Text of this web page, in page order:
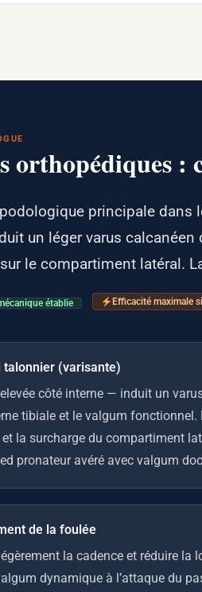
orthopédiques
principale dans
un léger varus
le compartiment latéral.
établie Efficacité maximale
talonnier (varisante)
côté interne — induit un
tibiale et le valgum fonctionnel.
et la surcharge du compartiment
pronateur avéré avec valgum
de la foulée
la cadence et réduire la
dynamique à l’attaque du